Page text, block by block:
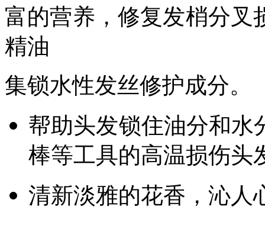
富的营养，修复发梢分叉
精油
集锁水性发丝修护成分。
帮助头发锁住油分和水
棒等工具的高温损伤头
清新淡雅的花香，沁人